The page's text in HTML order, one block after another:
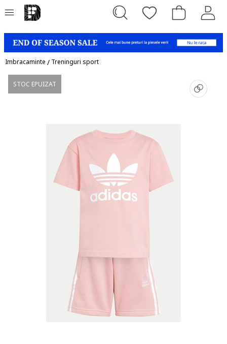
Imbracaminte / Treninguri sport
STOC EPUIZAT